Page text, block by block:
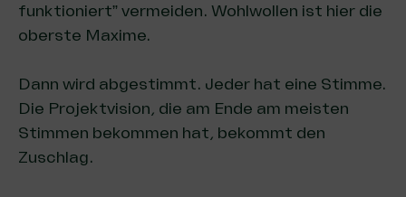
funktioniert” vermeiden. Wohlwollen ist hier die
oberste Maxime.
Dann wird abgestimmt. Jeder hat eine Stimme.
Die Projektvision, die am Ende am meisten
Stimmen bekommen hat, bekommt den
Zuschlag.